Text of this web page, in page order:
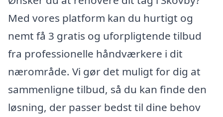
Med vores platform kan du hurtigt og
nemt få 3 gratis og uforpligtende tilbud
fra professionelle håndværkere i dit
nærområde. Vi gør det muligt for dig at
sammenligne tilbud, så du kan finde den
løsning, der passer bedst til dine behov